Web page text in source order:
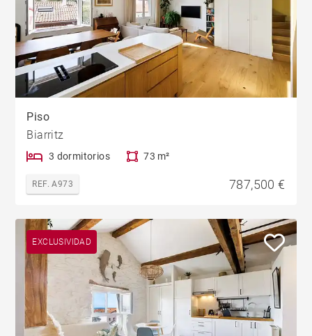
Piso
Biarritz
3 dormitorios 73 m²
REF. A973 787,500 €
EXCLUSIVIDAD